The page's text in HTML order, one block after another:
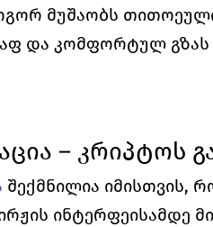
მუშაობს
და კომფორტულ გზას
– კრიპტოს
შექმნილია იმისთვის,
ინტერფეისამდე